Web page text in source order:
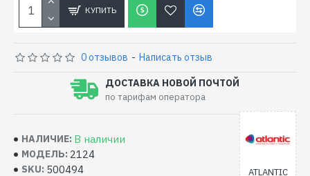
НАЛИЧИЕ: В наличии
МОДЕЛЬ: 2124
SKU: 500494 ATLANTIC
0 отзывов - Написать отзыв
КУПИТЬ
ДОСТАВКА НОВОЙ ПОЧТОЙ
по тарифам оператора